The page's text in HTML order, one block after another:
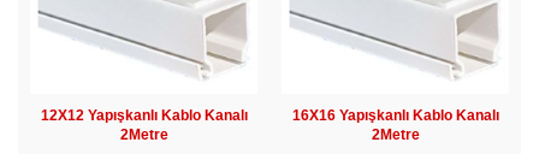
12X12 Yapışkanlı Kablo Kanalı
2Metre
16X16 Yapışkanlı Kablo Kanalı
2Metre